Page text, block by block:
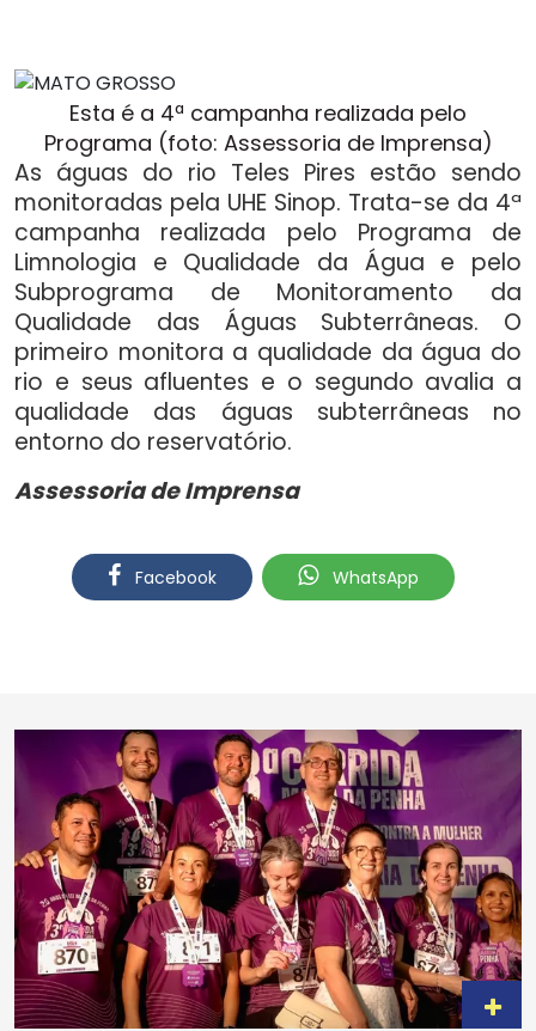
Esta é a 4ª campanha realizada pelo
Programa (foto: Assessoria de Imprensa)
As águas do rio Teles Pires estão sendo
monitoradas pela UHE Sinop. Trata-se da 4ª
campanha realizada pelo Programa de
Limnologia e Qualidade da Água e pelo
Subprograma de Monitoramento da
Qualidade das Águas Subterrâneas. O
primeiro monitora a qualidade da água do
rio e seus afluentes e o segundo avalia a
qualidade das águas subterrâneas no
entorno do reservatório.
Assessoria de Imprensa
Facebook WhatsApp